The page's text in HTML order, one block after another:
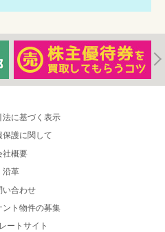
法に基づく表示
保護に関して
社概要
沿革
い合わせ
ント物件の募集
ートサイト